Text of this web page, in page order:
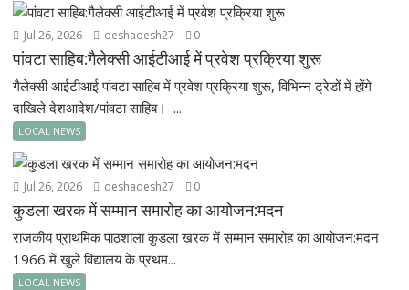
Jul 26, 2026 deshadesh27 0
पांवटा साहिब:गैलेक्सी आईटीआई में प्रवेश प्रक्रिया शुरू
गैलेक्सी आईटीआई पांवटा साहिब में प्रवेश प्रक्रिया शुरू, विभिन्न ट्रेडों में होंगे
दाखिले देशआदेश/पांवटा साहिब। ...
LOCAL NEWS
Jul 26, 2026 deshadesh27 0
कुडला खरक में सम्मान समारोह का आयोजन:मदन
राजकीय प्राथमिक पाठशाला कुडला खरक में सम्मान समारोह का आयोजन:मदन
1966 में खुले विद्यालय के प्रथम...
LOCAL NEWS